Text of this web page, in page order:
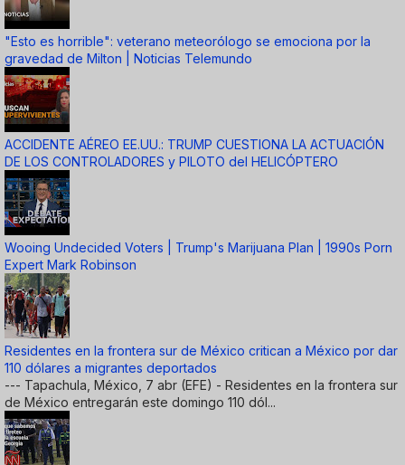
"Esto es horrible": veterano meteorólogo se emociona por la
gravedad de Milton | Noticias Telemundo
ACCIDENTE AÉREO EE.UU.: TRUMP CUESTIONA LA ACTUACIÓN
DE LOS CONTROLADORES y PILOTO del HELICÓPTERO
Wooing Undecided Voters | Trump's Marijuana Plan | 1990s Porn
Expert Mark Robinson
Residentes en la frontera sur de México critican a México por dar
110 dólares a migrantes deportados
--- Tapachula, México, 7 abr (EFE) - Residentes en la frontera sur
de México entregarán este domingo 110 dól...